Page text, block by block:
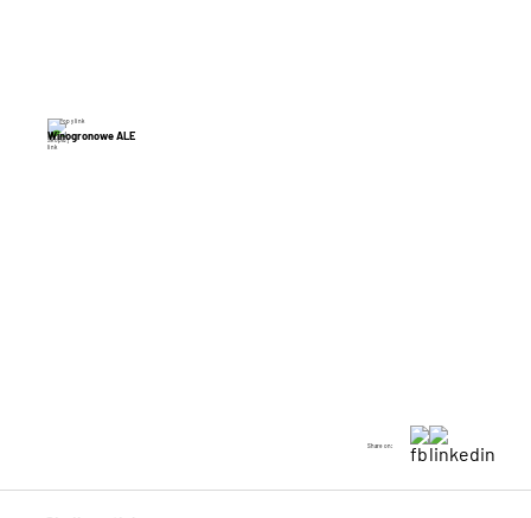
Copy link
Winogronowe ALE
Share on: